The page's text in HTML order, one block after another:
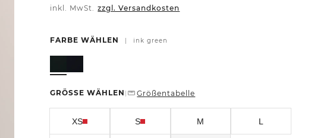
inkl. MwSt. zzgl. Versandkosten
FARBE WÄHLEN | ink green
GRÖSSE WÄHLEN | Größentabelle
XS S M L